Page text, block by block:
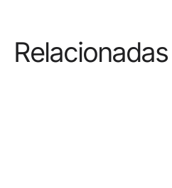
Relacionadas